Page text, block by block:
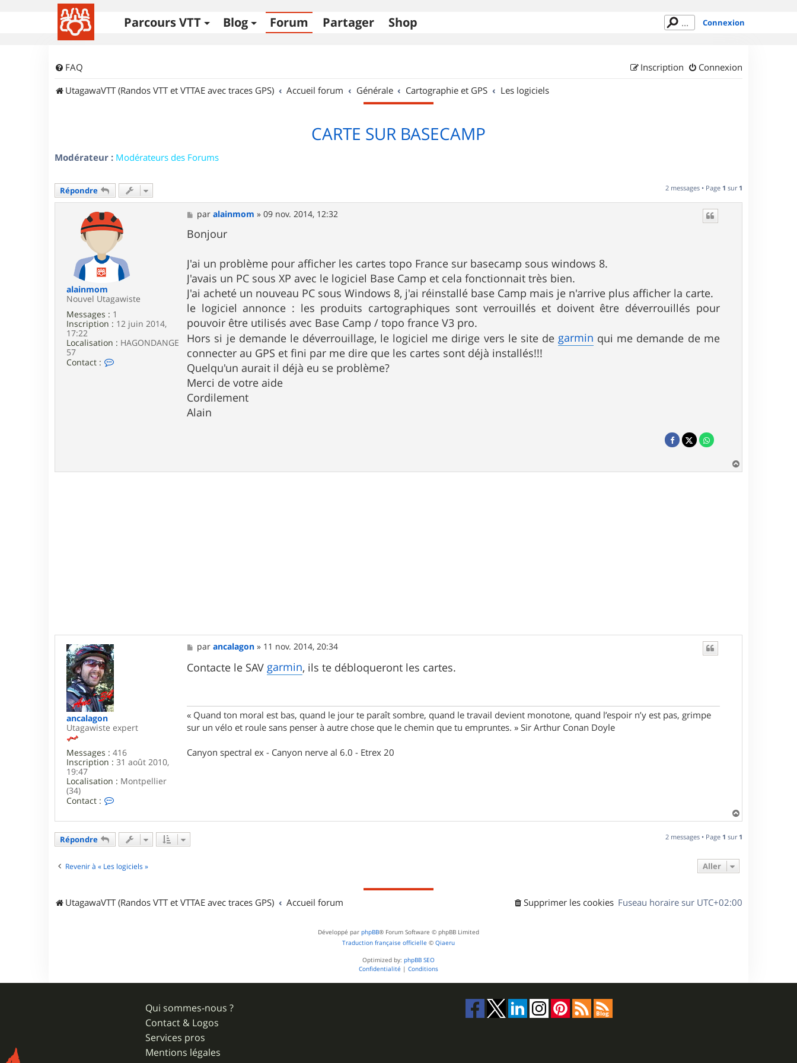
Parcours VTT Blog Forum Partager Shop Connexion
FAQ Connexion
Inscription
UtagawaVTT (Randos VTT et VTTAE avec traces GPS)
Accueil forum Générale Cartographie et GPS Les logiciels
CARTE SUR BASECAMP
Modérateur : Modérateurs des Forums
Répondre 2 messages • Page 1 sur 1
alainmom
Nouvel Utagawiste
Messages : 1
Inscription : 12 juin 2014,
17:22
Localisation : HAGONDANGE
57
Contact :
i
M
e
s
s
g
e
paralainmom »09 nov. 2014, 12:32
Bonjour
J'ai un problème pour afficher les cartes topo France sur basecamp sous windows 8.
J'avais un PC sous XP avec le logiciel Base Camp et cela fonctionnait très bien.
J'ai acheté un nouveau PC sous Windows 8, j'ai réinstallé base Camp mais je n'arrive plus afficher la carte.
le logiciel annonce : les produits cartographiques sont verrouillés et doivent être déverrouillés pour
pouvoir être utilisés avec Base Camp / topo france V3 pro.
Hors si je demande le déverrouillage, le logiciel me dirige vers le site degarmin qui me demande de me
connecter au GPS et fini par me dire que les cartes sont déjà installés!!!
Quelqu'un aurait il déjà eu se problème?
Merci de votre aide
Cordilement
Alain
a
ancalagon
Utagawiste expert
Messages : 416
Inscription : 31 août 2010,
19:47
Localisation : Montpellier
(34)
Contact :
n
c
e
c
M
e
s
s
parancalagon » 11 nov. 2014, 20:34
Contacte le SAV garmin, ils te débloqueront les cartes.
« Quand ton moral est bas, quand le jour te paraît sombre, quand le travail devient monotone, quand l’espoir n’y est pas, grimpe
sur un vélo et roule sans penser à autre chose que le chemin que tu empruntes. » Sir Arthur Conan Doyle
Canyon spectral ex - Canyon nerve al 6.0 - Etrex 20
a
t
Répondre 2 messages • Page 1 sur 1
Revenir à « Les logiciels » Aller
UtagawaVTT (Randos VTT et VTTAE avec traces GPS) Accueil forum Fuseau horaire sur UTC+02:00
Supprimer les cookies
Développé par phpBB® Forum Software © phpBB Limited
Traduction française officielle © Qiaeru
Optimized by: phpBB SEO
Confidentialité | Conditions
Qui sommes-nous ?
Contact & Logos
Services pros
Mentions légales